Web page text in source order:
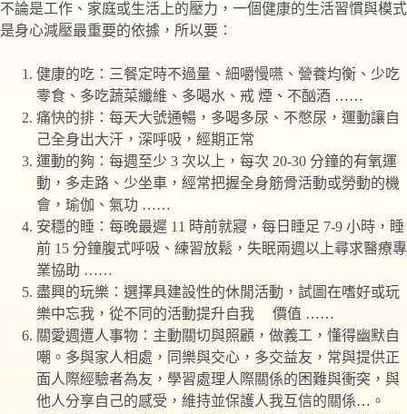
不論是工作、家庭或生活上的壓力，一個健康的生活習慣與模式
是身心減壓最重要的依據，所以要：
健康的吃：三餐定時不過量、細嚼慢嚥、營養均衡、少吃
零食、多吃蔬菜纖維、多喝水、戒 煙、不酗酒 ……
痛快的排：每天大號通暢，多喝多尿、不憋尿，運動讓自
己全身出大汗，深呼吸，經期正常
運動的夠：每週至少 3 次以上，每次 20-30 分鐘的有氧運
動，多走路、少坐車，經常把握全身筋骨活動或勞動的機
會，瑜伽、氣功 ……
安穩的睡：每晚最遲 11 時前就寢，每日睡足 7-9 小時，睡
前 15 分鐘腹式呼吸、練習放鬆，失眠兩週以上尋求醫療專
業協助 ……
盡興的玩樂：選擇具建設性的休閒活動，試圖在嗜好或玩
樂中忘我，從不同的活動提升自我 價值 ……
關愛週遭人事物：主動關切與照顧，做義工，懂得幽默自
嘲。多與家人相處，同樂與交心，多交益友，常與提供正
面人際經驗者為友，學習處理人際關係的困難與衝突，與
他人分享自己的感受，維持並保護人我互信的關係…。